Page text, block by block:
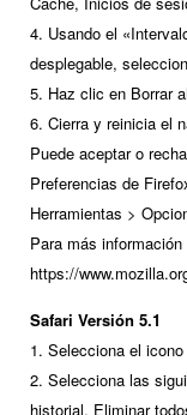
4. Usando el
desplegable,
5. Haz clic en Borrar
6. Cierra y reinicia el
Puede aceptar o
Preferencias de
Herramientas >
Para más
https://
Safari Versión 5.1
1. Selecciona el
2. Selecciona las
historial, Eliminar